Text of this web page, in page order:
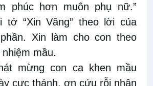
phúc hơn muôn phụ nữ.”
tớ “Xin Vâng” theo lời của
Xin làm cho con theo
mầu.
mừng con ca khen mầu
cực thánh, ơn cứu rỗi nhân